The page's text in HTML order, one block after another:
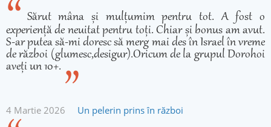
Sărut mâna și mulțumim pentru tot. A fost o
experiență de neuitat pentru toți. Chiar și bonus am avut.
S-ar putea să-mi doresc să merg mai des în Israel în vreme
de război (glumesc,desigur).Oricum de la grupul Dorohoi
aveți un 10+.
4 Martie 2026 Un pelerin prins în război